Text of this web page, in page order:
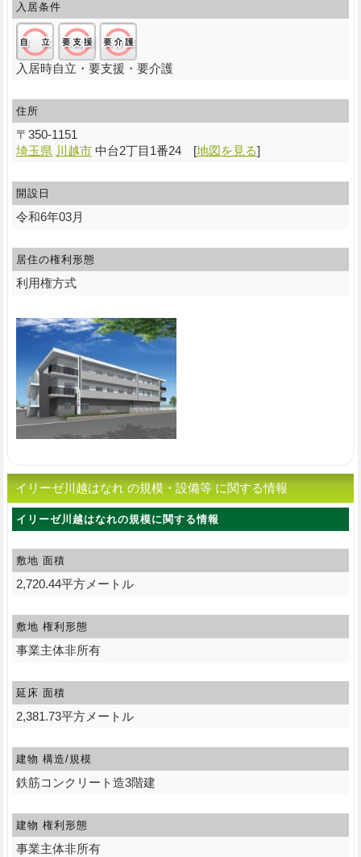
入居条件
入居時自立・要支援・要介護
住所
〒 350-1151
埼玉県 川越市 中台2丁目1番24[地図を見る]
開設日
令和6年03月
居住の権利形態
利用権方式
イリーゼ川越はなれ の規模・設備等 に関する情報
イリーゼ川越はなれの規模に関する情報
敷地 面積
2,720.44平方メートル
敷地 権利形態
事業主体非所有
延床 面積
2,381.73平方メートル
建物 構造/規模
鉄筋コンクリート造3階建
建物 権利形態
事業主体非所有